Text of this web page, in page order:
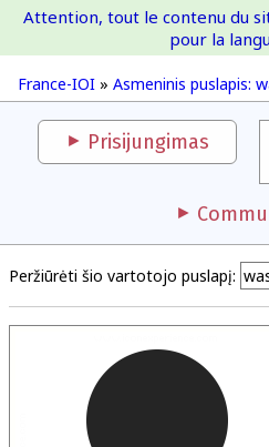
France-IOI » Asmeninis puslapis:
Attention, tout le contenu du
pour la
Prisijungimas
Peržiūrėti šio vartotojo puslapį: